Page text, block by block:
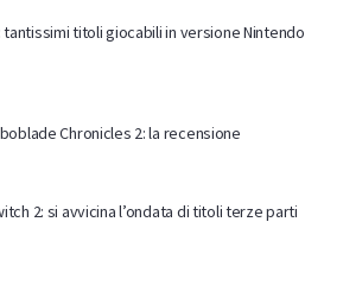
tantissimi titoli giocabili in versione Nintendo
Chronicles 2: la recensione
2: si avvicina l’ondata di titoli terze parti